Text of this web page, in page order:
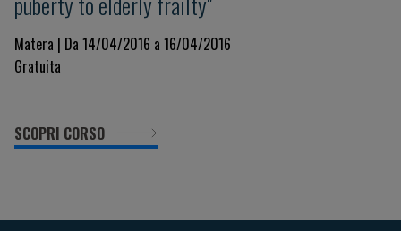
Matera | Da 14/04/2016 a 16/04/2016
Gratuita
SCOPRI CORSO